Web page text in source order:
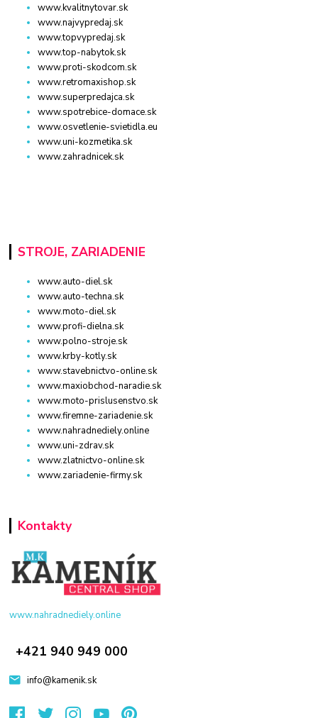
www.kvalitnytovar.sk
www.najvypredaj.sk
www.topvypredaj.sk
www.top-nabytok.sk
www.proti-skodcom.sk
www.retromaxishop.sk
www.superpredajca.sk
www.spotrebice-domace.sk
www.osvetlenie-svietidla.eu
www.uni-kozmetika.sk
www.zahradnicek.sk
STROJE, ZARIADENIE
www.auto-diel.sk
www.auto-techna.sk
www.moto-diel.sk
www.profi-dielna.sk
www.polno-stroje.sk
www.krby-kotly.sk
www.stavebnictvo-online.sk
www.maxiobchod-naradie.sk
www.moto-prislusenstvo.sk
www.firemne-zariadenie.sk
www.nahradnediely.online
www.uni-zdrav.sk
www.zlatnictvo-online.sk
www.zariadenie-firmy.sk
Kontakty
www.nahradnediely.online
+421 940 949 000
info@kamenik.sk